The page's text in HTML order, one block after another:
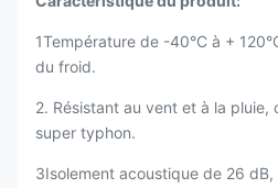
1Température de -40°C à +
du froid.
2. Résistant au vent et à la pluie,
super typhon.
3Isolement acoustique de 26